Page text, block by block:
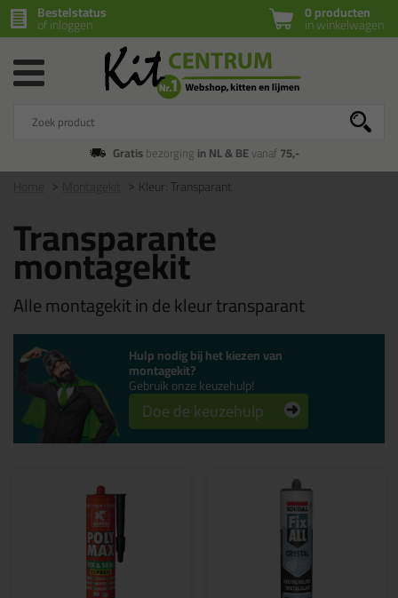
0 producten
in winkelwagen
Bestelstatus
of inloggen
Gratisbezorging in NL & BEvanaf75,-
Kleur: Transparant
Transparante
montagekit
Alle montagekit in de kleur transparant
Hulp nodig bij het kiezen van
montagekit?
Gebruik onze keuzehulp!
Doe de keuzehulp